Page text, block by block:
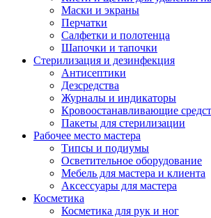
Маски и экраны
Перчатки
Салфетки и полотенца
Шапочки и тапочки
Стерилизация и дезинфекция
Антисептики
Дезсредства
Журналы и индикаторы
Кровоостанавливающие
Пакеты для стерилизации
Рабочее место мастера
Типсы и подиумы
Осветительное оборудование
Мебель для мастера и клиента
Аксессуары для мастера
Косметика
Косметика для рук и ног